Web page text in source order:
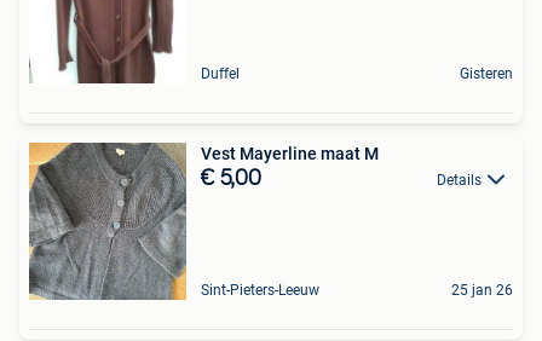
Duffel Gisteren
Vest Mayerline maat M
€ 5,00 Details
Sint-Pieters-Leeuw 25 jan 26